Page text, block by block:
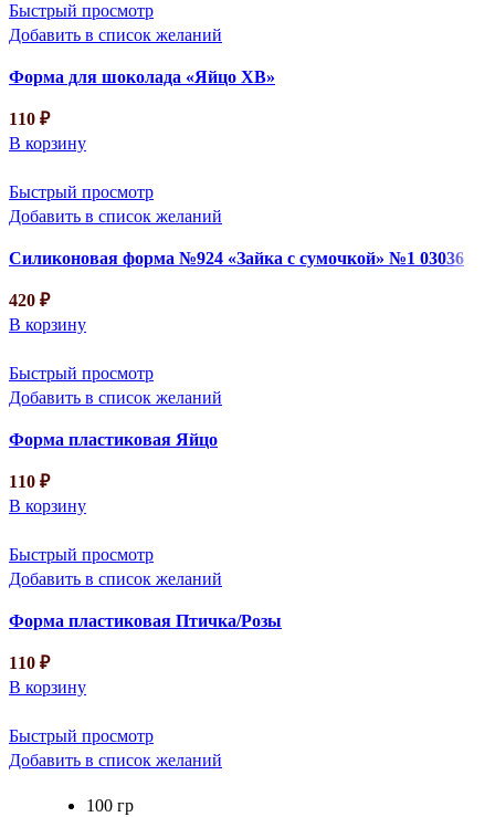
Быстрый просмотр
Добавить в список желаний
Форма для шоколада «Яйцо ХВ»
110 ₽
В корзину
Быстрый просмотр
Добавить в список желаний
Силиконовая форма №924 «Зайка с сумочкой» №1 03036
420 ₽
В корзину
Быстрый просмотр
Добавить в список желаний
Форма пластиковая Яйцо
110 ₽
В корзину
Быстрый просмотр
Добавить в список желаний
Форма пластиковая Птичка/Розы
110 ₽
В корзину
Быстрый просмотр
Добавить в список желаний
100 гр